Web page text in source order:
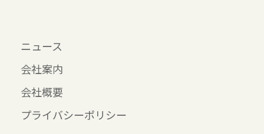
ニュース
会社案内
会社概要
プライバシーポリシー